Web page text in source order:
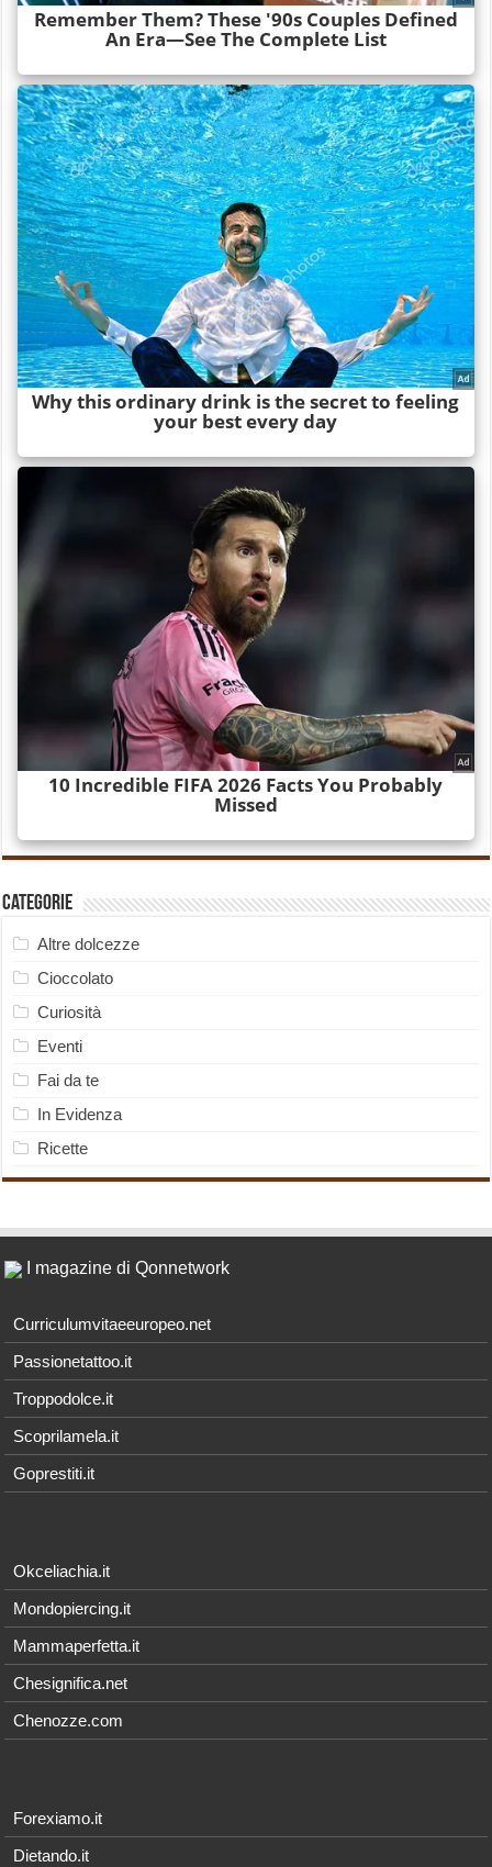
Categorie
Altre dolcezze
Cioccolato
Curiosità
Eventi
Fai da te
In Evidenza
Ricette
I magazine di Qonnetwork
Curriculumvitaeeuropeo.net
Passionetattoo.it
Troppodolce.it
Scoprilamela.it
Goprestiti.it
Okceliachia.it
Mondopiercing.it
Mammaperfetta.it
Chesignifica.net
Chenozze.com
Forexiamo.it
Dietando.it